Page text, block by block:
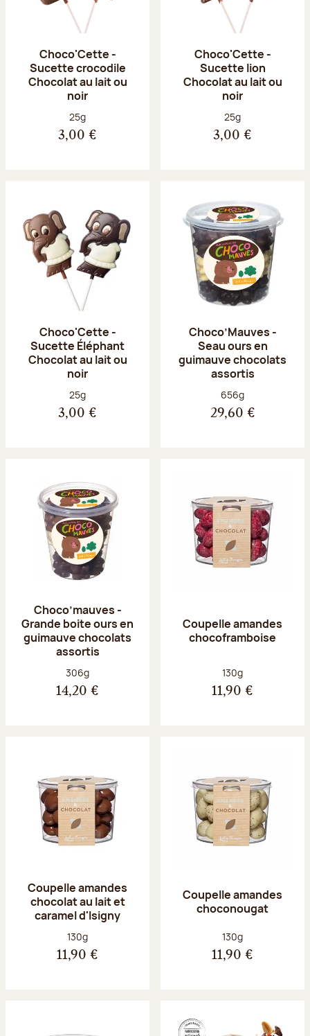
Choco'Cette -
Sucette crocodile
Chocolat au lait ou
noir
Poids net :
25g
3,00 €
Choco'Cette -
Sucette lion
Chocolat au lait ou
noir
Poids net :
25g
3,00 €
Choco'Cette -
Sucette Éléphant
Chocolat au lait ou
noir
Poids net :
25g
3,00 €
Choco’Mauves -
Seau ours en
guimauve chocolats
assortis
Poids net :
656g
29,60 €
Choco’mauves -
Grande boite ours en
guimauve chocolats
assortis
Poids net :
306g
14,20 €
Coupelle amandes
chocoframboise
Poids net :
130g
11,90 €
Coupelle amandes
chocolat au lait et
caramel d'Isigny
Poids net :
130g
11,90 €
Coupelle amandes
choconougat
Poids net :
130g
11,90 €